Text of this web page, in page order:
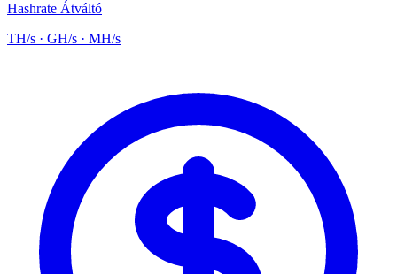
Hashrate Átváltó
TH/s · GH/s · MH/s